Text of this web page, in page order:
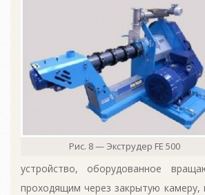
Рис. 8 — Экструдер FE 500
устройство, оборудованное
проходящим через закрытую камеру,